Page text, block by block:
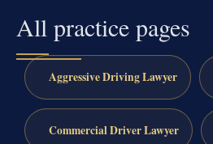
All practice pages
Aggressive Driving Lawyer
Commercial Driver Lawyer